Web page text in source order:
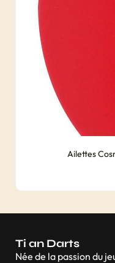
Ailettes
Ti an Darts
Née de la passion du